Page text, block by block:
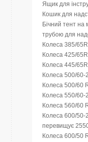
Ящик для
Кошик для
Бічний тент
трубою для
Колеса 385/
Колеса 425/
Колеса 445/
Колеса 500/60-
Колеса 500/60
Колеса 550/60-
Колеса 560/60
Колеса 600/
перевищує
Колеса 600/50